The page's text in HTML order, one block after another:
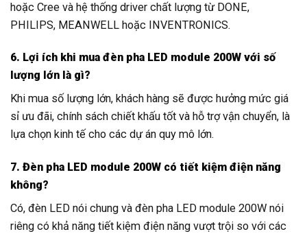
hoặc Cree và hệ thống driver chất lượng từ DONE,
PHILIPS, MEANWELL hoặc INVENTRONICS.
6. Lợi ích khi mua đèn pha LED module 200W với số
lượng lớn là gì?
Khi mua số lượng lớn, khách hàng sẽ được hưởng mức giá
sỉ ưu đãi, chính sách chiết khấu tốt và hỗ trợ vận chuyển, là
lựa chọn kinh tế cho các dự án quy mô lớn.
7. Đèn pha LED module 200W có tiết kiệm điện năng
không?
Có, đèn LED nói chung và đèn pha LED module 200W nói
riêng có khả năng tiết kiệm điện năng vượt trội so với các